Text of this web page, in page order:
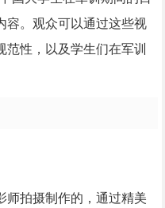
容。观众可以通过这些视
性，以及学生们在军训
师拍摄制作的，通过精美